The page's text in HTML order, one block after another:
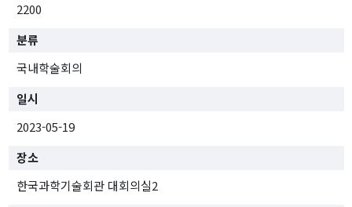
2200
분류
국내학술회의
일시
2023-05-19
장소
한국과학기술회관 대회의실2
TF 프로젝트